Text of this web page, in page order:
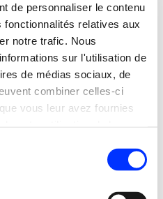
de personnaliser le contenu
relatives aux
notre trafic. Nous
sur l'utilisation de
de médias sociaux, de
combiner celles-ci
vous leur avez fournies
entre un
CSRD pour
?
Disclosure Regulation)
communiquer aux
— classification des fonds
PAI. La CSRD concerne
l’entité elle-même — la